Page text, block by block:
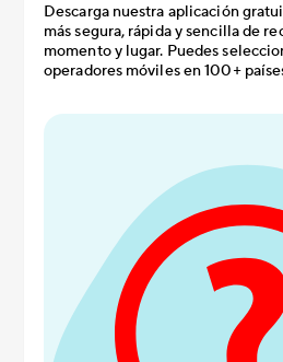
Descarga nuestra aplicación
más segura, rápida y sencilla de
momento y lugar. Puedes
operadores móviles en 100+